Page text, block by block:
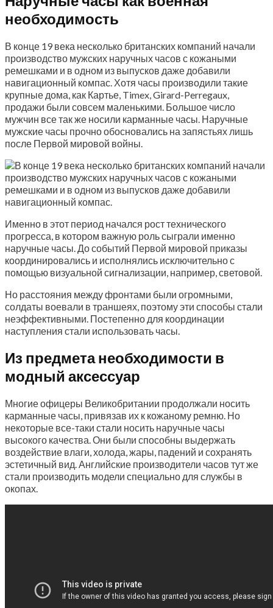
необходимость
В конце 19 века несколько британских компаний начали
производство мужских наручных часов с кожаными
ремешками и в одном из выпусков даже добавили
навигационный компас. Хотя часы производили такие
крупные дома, как Картье, Timex, Girard-Perregaux,
продажи были совсем маленькими. Большое число
мужчин все так же носили карманные часы. Наручные
мужские часы прочно обосновались на запястьях лишь
после Первой мировой войны.
Именно в этот период начался рост технического
прогресса, в котором важную роль сыграли именно
наручные часы. До событий Первой мировой приказы
координировались и исполнялись исключительно с
помощью визуальной сигнализации, например, световой.
Но расстояния между фронтами были огромными,
солдаты воевали в траншеях, поэтому эти способы стали
неэффективными. Постепенно для координации
наступления стали использовать часы.
Из предмета необходимости в
модный аксессуар
Многие офицеры Великобритании продолжали носить
карманные часы, привязав их к кожаному ремню. Но
некоторые все-таки стали носить наручные часы
высокого качества. Они были способны выдержать
воздействие влаги, холода, жары, падений и сохранять
эстетичный вид. Английские производители часов тут же
стали производить модели специально для службы в
окопах.